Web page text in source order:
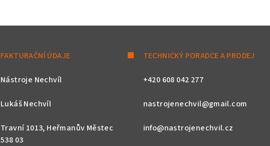
FAKTURAČNÍ ÚDAJE
Nástroje Nechvíl
Lukáš Nechvíl
Travní 1013, Heřmanův Městec
538 03
TECHNICKÝ PORADCE A PRODEJ
+420 608 042 277
nastrojenechvil@gmail.com
info@nastrojenechvil.cz